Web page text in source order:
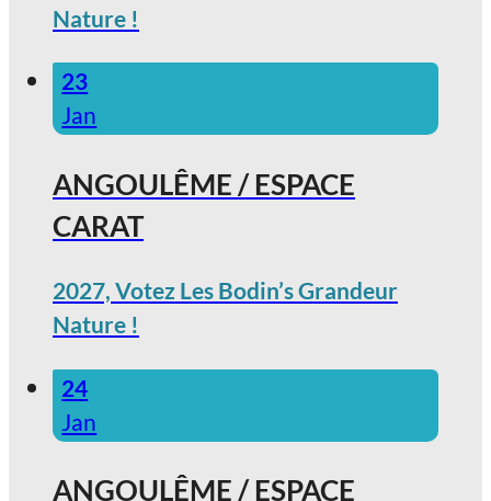
Nature !
23
Jan
ANGOULÊME / ESPACE
CARAT
2027, Votez Les Bodin’s Grandeur
Nature !
24
Jan
ANGOULÊME / ESPACE